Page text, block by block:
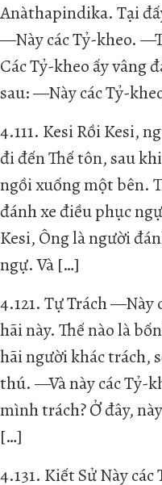
Anàthapindika. Tại
—Này các Tỷ-kheo.
Các Tỷ-kheo ấy vâng
sau: —Này các Tỷ-
4.111. Kesi Rồi Kesi,
đi đến Thế tôn, sau
ngồi xuống một bên.
đánh xe điều phục
Kesi, Ông là người
ngự. Và […]
4.121. Tự Trách —Này
hãi này. Thế nào là
hãi người khác trách,
thú. —Và này các Tỷ-
mình trách? Ở đây,
[…]
4.131. Kiết Sử Này